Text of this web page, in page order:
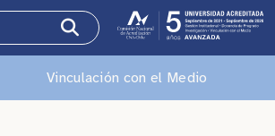
Vinculación con el Medio